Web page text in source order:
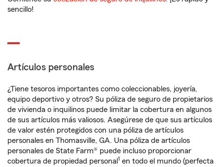
sencillo!
Artículos personales
¿Tiene tesoros importantes como coleccionables, joyería,
equipo deportivo y otros? Su póliza de seguro de propietarios
de vivienda o inquilinos puede limitar la cobertura en algunos
de sus artículos más valiosos. Asegúrese de que sus artículos
de valor estén protegidos con una póliza de artículos
personales en Thomasville, GA. Una póliza de artículos
personales de State Farm® puede incluso proporcionar
cobertura de propiedad personal 1 en todo el mundo (perfecta